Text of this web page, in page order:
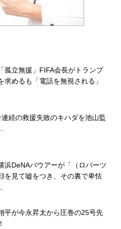
孤立無援」FIFA会長がトランプ
求めるも「電話を無視される」
連続の救援失敗のキハダを池山監
浜DeNAバウアーが「（ロバーツ
を見て嘘をつき、その裏で卑怯
平が今永昇太から圧巻の25号先